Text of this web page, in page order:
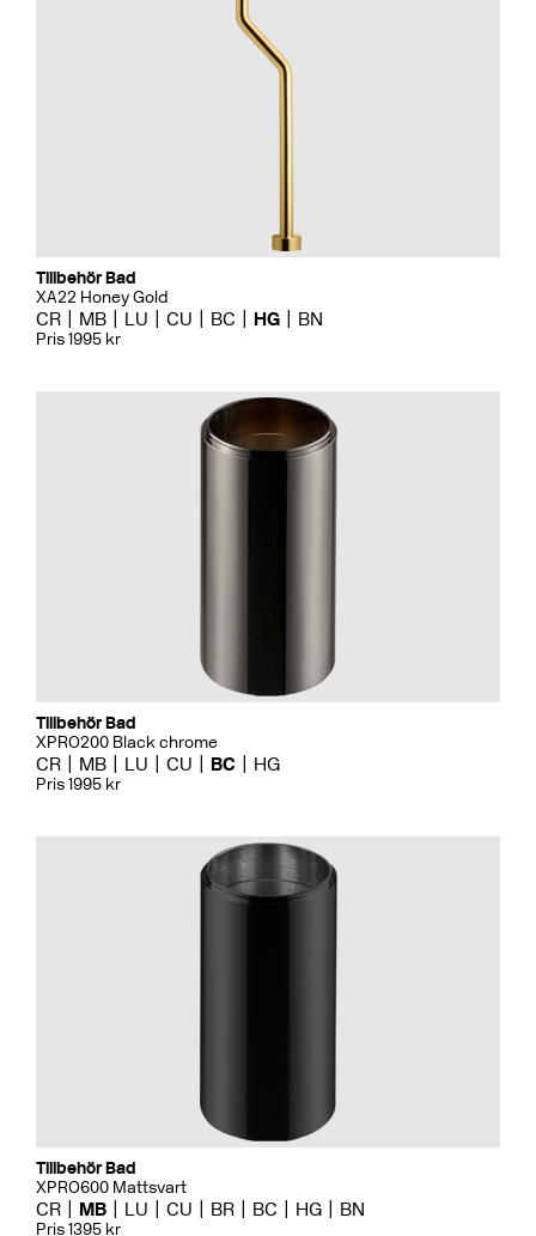
Tillbehör Bad
XA22 Honey Gold
CR MB LU CU BC HG BN
Pris 1995 kr
Tillbehör Bad
XPRO200 Black chrome
CR MB LU CU BC HG
Pris 1995 kr
Tillbehör Bad
XPRO600 Mattsvart
CR MB LU CU BR BC HG BN
Pris 1395 kr